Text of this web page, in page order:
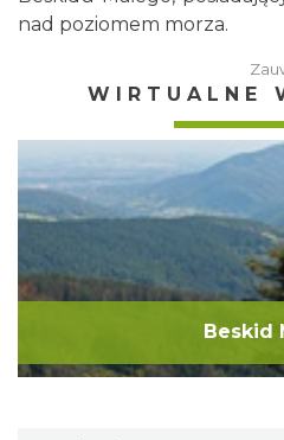
nad poziomem morza.
WIRTUALNE
Beskid